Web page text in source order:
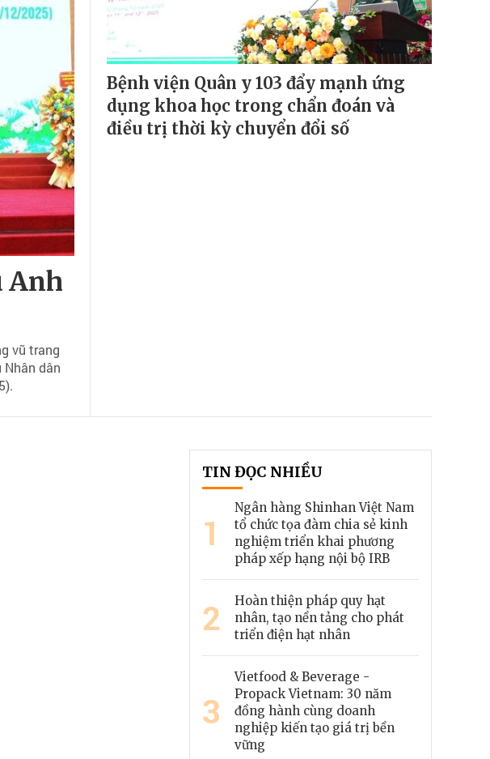
Anh
vũ trang
dân
Bệnh viện Quân y 103 đẩy mạnh ứng
dụng khoa học trong chẩn đoán và
điều trị thời kỳ chuyển đổi số
TIN ĐỌC NHIỀU
1
Ngân hàng Shinhan Việt Nam
tổ chức tọa đàm chia sẻ kinh
nghiệm triển khai phương
pháp xếp hạng nội bộ IRB
2
Hoàn thiện pháp quy hạt
nhân, tạo nền tảng cho phát
triển điện hạt nhân
3
Vietfood & Beverage -
Propack Vietnam: 30 năm
đồng hành cùng doanh
nghiệp kiến tạo giá trị bền
vững